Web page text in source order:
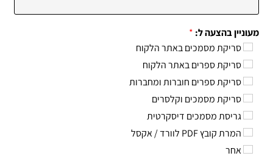
מעוניין בהצעה ל: *
סריקת מסמכים באתר הלקוח
סריקת ספרים באתר הלקוח
סריקת ספרים חוברות ומחברות
סריקת מסמכים וקלסרים
גריסת מסמכים דיסקרטית
המרת קובץ PDF לוורד / אקסל
אחר